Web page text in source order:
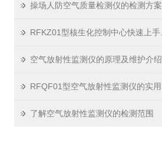
操场人防空气质量检测仪的检测方案
空气放射性监测仪的原理及维护介绍
了解空气放射性监测仪的检测范围